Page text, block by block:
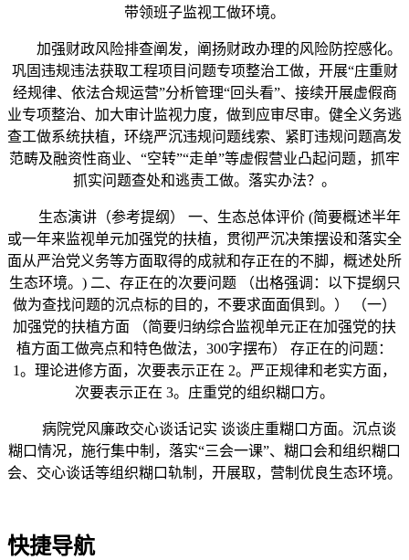
带领班子监视工做环境。
加强财政风险排查阐发，阐扬财政办理的风险防控感化。
巩固违规违法获取工程项目问题专项整治工做，开展“庄重财
经规律、依法合规运营”分析管理“回头看”、接续开展虚假商
业专项整治、加大审计监视力度，做到应审尽审。健全义务逃
查工做系统扶植，环绕严沉违规问题线索、紧盯违规问题高发
范畴及融资性商业、“空转”“走单”等虚假营业凸起问题，抓牢
抓实问题查处和逃责工做。落实办法？。
生态演讲（参考提纲） 一、生态总体评价 (简要概述半年
或一年来监视单元加强党的扶植，贯彻严沉决策摆设和落实全
面从严治党义务等方面取得的成就和存正在的不脚，概述处所
生态环境。) 二、存正在的次要问题 （出格强调：以下提纲只
做为查找问题的沉点标的目的，不要求面面俱到。） （一）
加强党的扶植方面 （简要归纳综合监视单元正在加强党的扶
植方面工做亮点和特色做法，300字摆布） 存正在的问题：
1。理论进修方面，次要表示正在 2。严正规律和老实方面，
次要表示正在 3。庄重党的组织糊口方。
病院党风廉政交心谈话记实 谈谈庄重糊口方面。沉点谈
糊口情况，施行集中制，落实“三会一课”、糊口会和组织糊口
会、交心谈话等组织糊口轨制，开展取，营制优良生态环境。
快捷导航